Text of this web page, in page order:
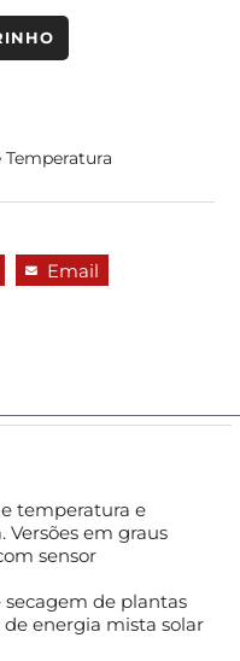
Email
temperatura e
em graus
sensor
de plantas
energia mista solar